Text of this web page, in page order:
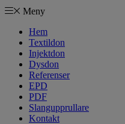
Meny
Hem
Textildon
Injektdon
Dysdon
Referenser
EPD
PDF
Slangupprullare
Kontakt